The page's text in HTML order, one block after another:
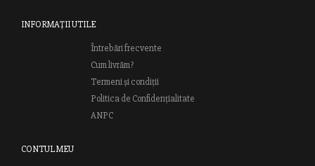
INFORMAȚII UTILE
Întrebări frecvente
Cum livrăm?
Termeni și condiții
Politica de Confidențialitate
ANPC
CONTUL MEU